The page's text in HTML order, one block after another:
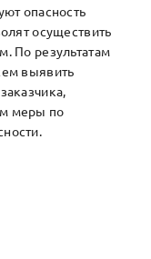
опасность
осуществить
По результатам
выявить
меры по